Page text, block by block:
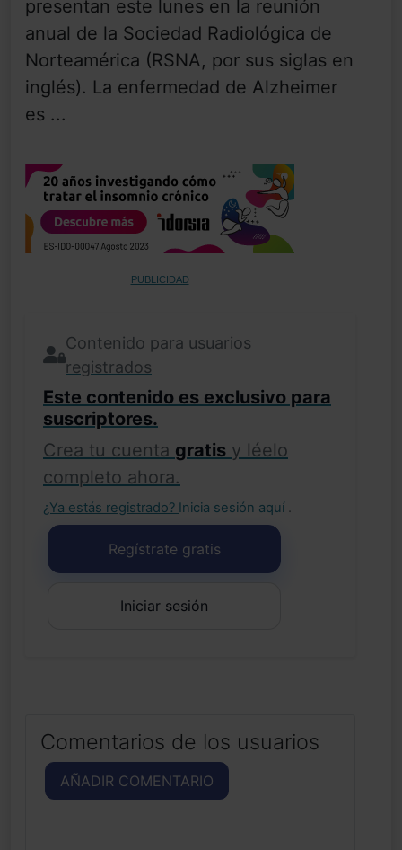
presentan este lunes en la reunión
anual de la Sociedad Radiológica de
Norteamérica (RSNA, por sus siglas en
inglés). La enfermedad de Alzheimer
es ...
PUBLICIDAD
Contenido para usuarios
registrados
Este contenido es exclusivo para
suscriptores.
Crea tu cuenta gratis y léelo
completo ahora.
¿Ya estás registrado? Inicia sesión aquí .
Regístrate gratis
Iniciar sesión
Comentarios de los usuarios
AÑADIR COMENTARIO